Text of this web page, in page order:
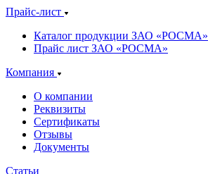
Прайс-лист
Каталог продукции ЗАО «РОСМА»
Прайс лист ЗАО «РОСМА»
Компания
О компании
Реквизиты
Сертификаты
Отзывы
Документы
Статьи